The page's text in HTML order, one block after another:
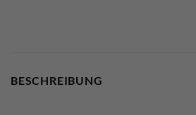
BESCHREIBUNG